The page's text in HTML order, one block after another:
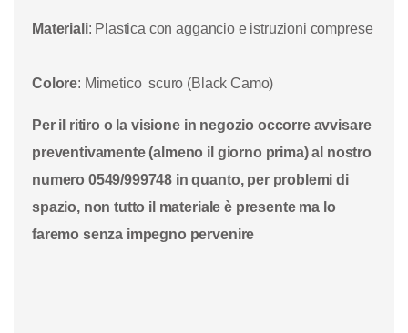
Materiali: Plastica con aggancio e istruzioni comprese
Colore: Mimetico scuro (Black Camo)
Per il ritiro o la visione in negozio occorre avvisare
preventivamente (almeno il giorno prima) al nostro
numero 0549/999748 in quanto, per problemi di
spazio, non tutto il materiale è presente ma lo
faremo senza impegno pervenire